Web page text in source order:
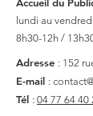
lundi au
8h30-12h /
Adresse : 152
E-mail :
Tél : 04 77 64 40